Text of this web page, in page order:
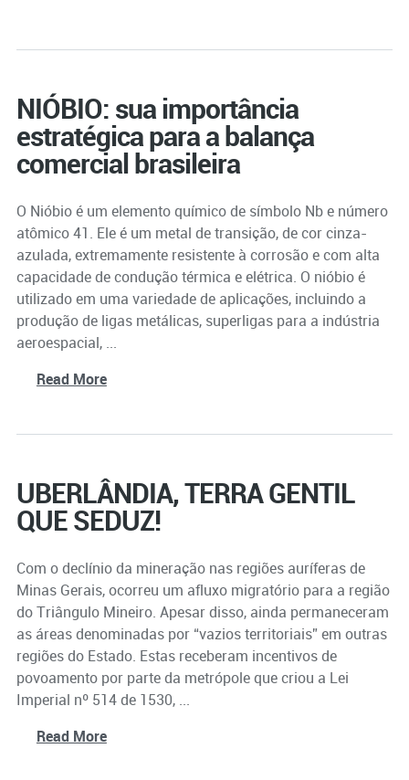
NIÓBIO: sua importância
estratégica para a balança
comercial brasileira
O Nióbio é um elemento químico de símbolo Nb e número
atômico 41. Ele é um metal de transição, de cor cinza-
azulada, extremamente resistente à corrosão e com alta
capacidade de condução térmica e elétrica. O nióbio é
utilizado em uma variedade de aplicações, incluindo a
produção de ligas metálicas, superligas para a indústria
aeroespacial, ...
Read More
UBERLÂNDIA, TERRA GENTIL
QUE SEDUZ!
Com o declínio da mineração nas regiões auríferas de
Minas Gerais, ocorreu um afluxo migratório para a região
do Triângulo Mineiro. Apesar disso, ainda permaneceram
as áreas denominadas por “vazios territoriais” em outras
regiões do Estado. Estas receberam incentivos de
povoamento por parte da metrópole que criou a Lei
Imperial nº 514 de 1530, ...
Read More